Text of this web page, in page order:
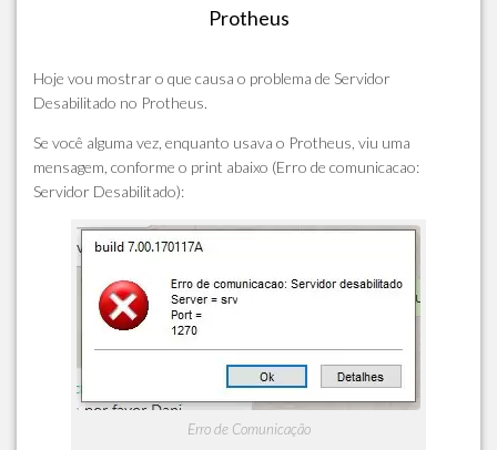
Protheus
Hoje vou mostrar o que causa o problema de Servidor
Desabilitado no Protheus.
Se você alguma vez, enquanto usava o Protheus, viu uma
mensagem, conforme o print abaixo (Erro de comunicacao:
Servidor Desabilitado):
Erro de Comunicação